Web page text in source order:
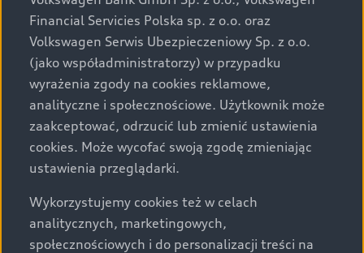
za dopłatą. Wiążące ustalenie ceny, wyposażenia i
specyfikacji pojazdu następują w umowie sprzedaży, a
określenie parametrów technicznych zawiera
świadectwo homologacji typu pojazdu. Zastrzegamy
sobie prawo do zmian i pomyłek. Wszelkie informacje
prezentowane na stronie są aktualne na dzień ich
zamieszczania. W celu uzyskania najnowszych
informacji prosimy kontaktować się z Partnerem Marki
Audi.
Wszystkie produkowane obecnie samochody marki Audi
są wykonywane z materiałów spełniających pod
względem możliwości odzysku i recyklingu wymagania
Financial Servicies Polska sp. z o.o. oraz
Volkswagen Serwis Ubezpieczeniowy Sp. z o.o.
(jako współadministratorzy) w przypadku
wyrażenia zgody na cookies reklamowe,
analityczne i społecznościowe. Użytkownik może
zaakceptować, odrzucić lub zmienić ustawienia
cookies. Może wycofać swoją zgodę zmieniając
ustawienia przeglądarki.
Wykorzystujemy cookies też w celach
analitycznych, marketingowych,
społecznościowych i do personalizacji treści na